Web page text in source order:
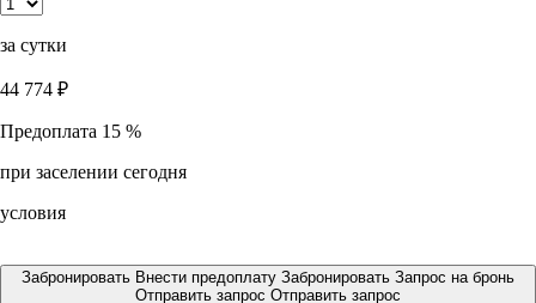
за сутки
44 774 ₽
Предоплата 15 %
при заселении сегодня
условия
Забронировать Внести предоплату Забронировать Запрос на бронь
Отправить запрос Отправить запрос